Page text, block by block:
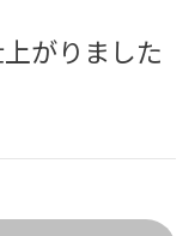
がりました